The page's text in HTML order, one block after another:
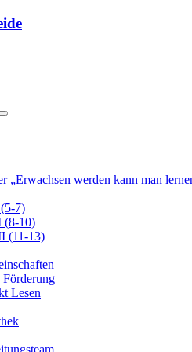
„Erwachsen werden kann man
7)
(8-10)
(11-13)
Lesen